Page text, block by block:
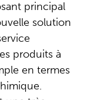
principal
solution
produits à
en termes